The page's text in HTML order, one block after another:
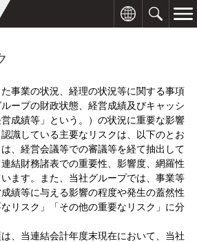
事業の状況、経理の状況等に関する事項
ープの財政状態、経営成績及びキャッシ
成績等」という。）の状況に重要な影響
識している主要なリスクは、以下のとお
、経営会議等での審議等を経て抽出して
結財務諸表での重要性、影響度、網羅性
ます。また、当社グループでは、事業等
績等に与える影響の程度や発生の蓋然性
リスク」「その他の重要なリスク」に分
、当連結会計年度末現在において、当社